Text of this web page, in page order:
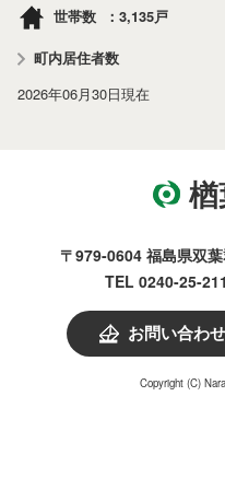
〒979-0604 福島県双
TEL 0240-25-
お問い合わせ
世帯数
3,135戸
町内居住者数
2026年06月30日現在
Copyright (C)